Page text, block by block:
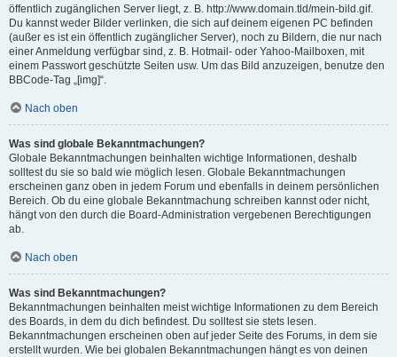
öffentlich zugänglichen Server liegt, z. B. http://www.domain.tld/mein-bild.gif.
Du kannst weder Bilder verlinken, die sich auf deinem eigenen PC befinden
(außer es ist ein öffentlich zugänglicher Server), noch zu Bildern, die nur nach
einer Anmeldung verfügbar sind, z. B. Hotmail- oder Yahoo-Mailboxen, mit
einem Passwort geschützte Seiten usw. Um das Bild anzuzeigen, benutze den
BBCode-Tag „[img]“.
Nach oben
Was sind globale Bekanntmachungen?
Globale Bekanntmachungen beinhalten wichtige Informationen, deshalb
solltest du sie so bald wie möglich lesen. Globale Bekanntmachungen
erscheinen ganz oben in jedem Forum und ebenfalls in deinem persönlichen
Bereich. Ob du eine globale Bekanntmachung schreiben kannst oder nicht,
hängt von den durch die Board-Administration vergebenen Berechtigungen
ab.
Nach oben
Was sind Bekanntmachungen?
Bekanntmachungen beinhalten meist wichtige Informationen zu dem Bereich
des Boards, in dem du dich befindest. Du solltest sie stets lesen.
Bekanntmachungen erscheinen oben auf jeder Seite des Forums, in dem sie
erstellt wurden. Wie bei globalen Bekanntmachungen hängt es von deinen